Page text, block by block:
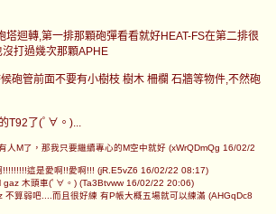
塔迴轉,第一排那顆砲彈看看就好HEAT-FS在第二排很
打過幾次那顆APHE
砲管前面不要有小樹枝 樹木 柵欄 石牆等物件,不然砲
T92了(ﾟ∀。)...
人M了，那我只要繼續專心的M空中就好 (xWrQDmQg 16/02/2
!!!!!!!!!這是愛啊!!愛啊!!! (jR.E5vZ6 16/02/22 08:17)
gaz 木頭車(ﾟ∀。) (Ta3Btvww 16/02/22 20:06)
算弱吧....而且很好練 有P帳大概五場就可以練滿 (AHGqDc8